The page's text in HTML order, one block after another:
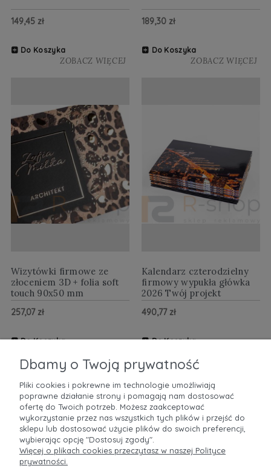
149,45 zł
Do Koszyka
ZOBACZ WIĘCEJ
189,30 zł
Do Koszyka
ZOBACZ WIĘCEJ
Wizytówki firmowe ze
złoceniem 3D + folia soft
touch 90x50 mm
257,07 zł
Do Koszyka
Kalendarz czterodzielny
firmowy wypukła główka
2026 Twój projekt
490,77 zł
Do Koszyka
POMOC
MOJE KONTO
Dbamy o Twoją prywatność
Pliki cookies i pokrewne im technologie umożliwiają
poprawne działanie strony i pomagają nam dostosować
ofertę do Twoich potrzeb. Możesz zaakceptować
wykorzystanie przez nas wszystkich tych plików i przejść do
sklepu lub dostosować użycie plików do swoich preferencji,
wybierając opcję "Dostosuj zgody".
Więcej o plikach cookies przeczytasz w naszej Polityce
prywatności.